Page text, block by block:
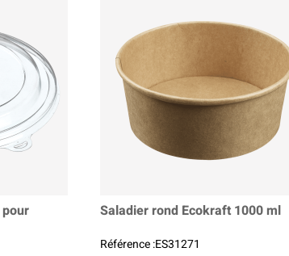
Saladier rond Ecokraft 1000 ml
Référence :ES31271